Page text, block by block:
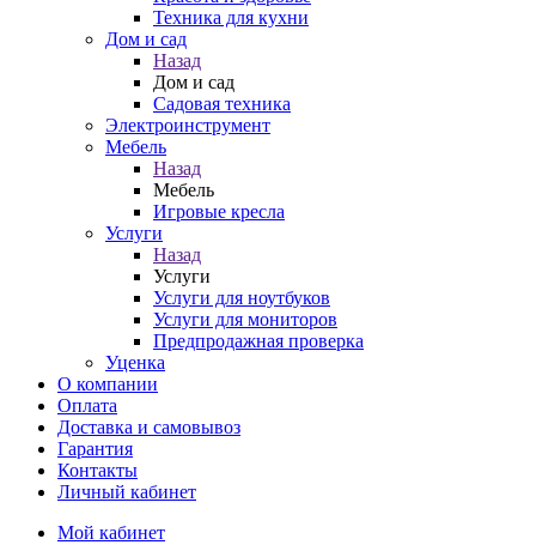
Техника для кухни
Дом и сад
Назад
Дом и сад
Садовая техника
Электроинструмент
Мебель
Назад
Мебель
Игровые кресла
Услуги
Назад
Услуги
Услуги для ноутбуков
Услуги для мониторов
Предпродажная проверка
Уценка
О компании
Оплата
Доставка и самовывоз
Гарантия
Контакты
Личный кабинет
Мой кабинет